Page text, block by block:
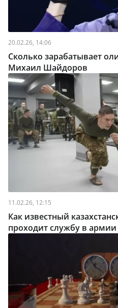
20.02.26, 14:06
Сколько зарабатывает
Михаил Шайдоров
11.02.26, 12:15
Как известный
проходит службу в армии